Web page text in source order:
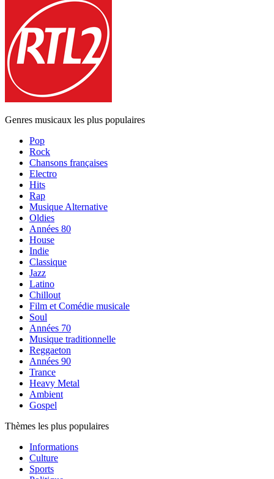
Genres musicaux les plus populaires
Pop
Rock
Chansons françaises
Electro
Hits
Rap
Musique Alternative
Oldies
Années 80
House
Indie
Classique
Jazz
Latino
Chillout
Film et Comédie musicale
Soul
Années 70
Musique traditionnelle
Reggaeton
Années 90
Trance
Heavy Metal
Ambient
Gospel
Thèmes les plus populaires
Informations
Culture
Sports